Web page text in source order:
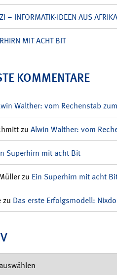
– INFORMATIK-IDEEN AUS AFRIKA
MIT ACHT BIT
KOMMENTARE
Walther: vom Rechenstab
zu Alwin Walther: vom
Superhirn mit acht Bit
zu Ein Superhirn mit acht
zu Das erste Erfolgsmodell: